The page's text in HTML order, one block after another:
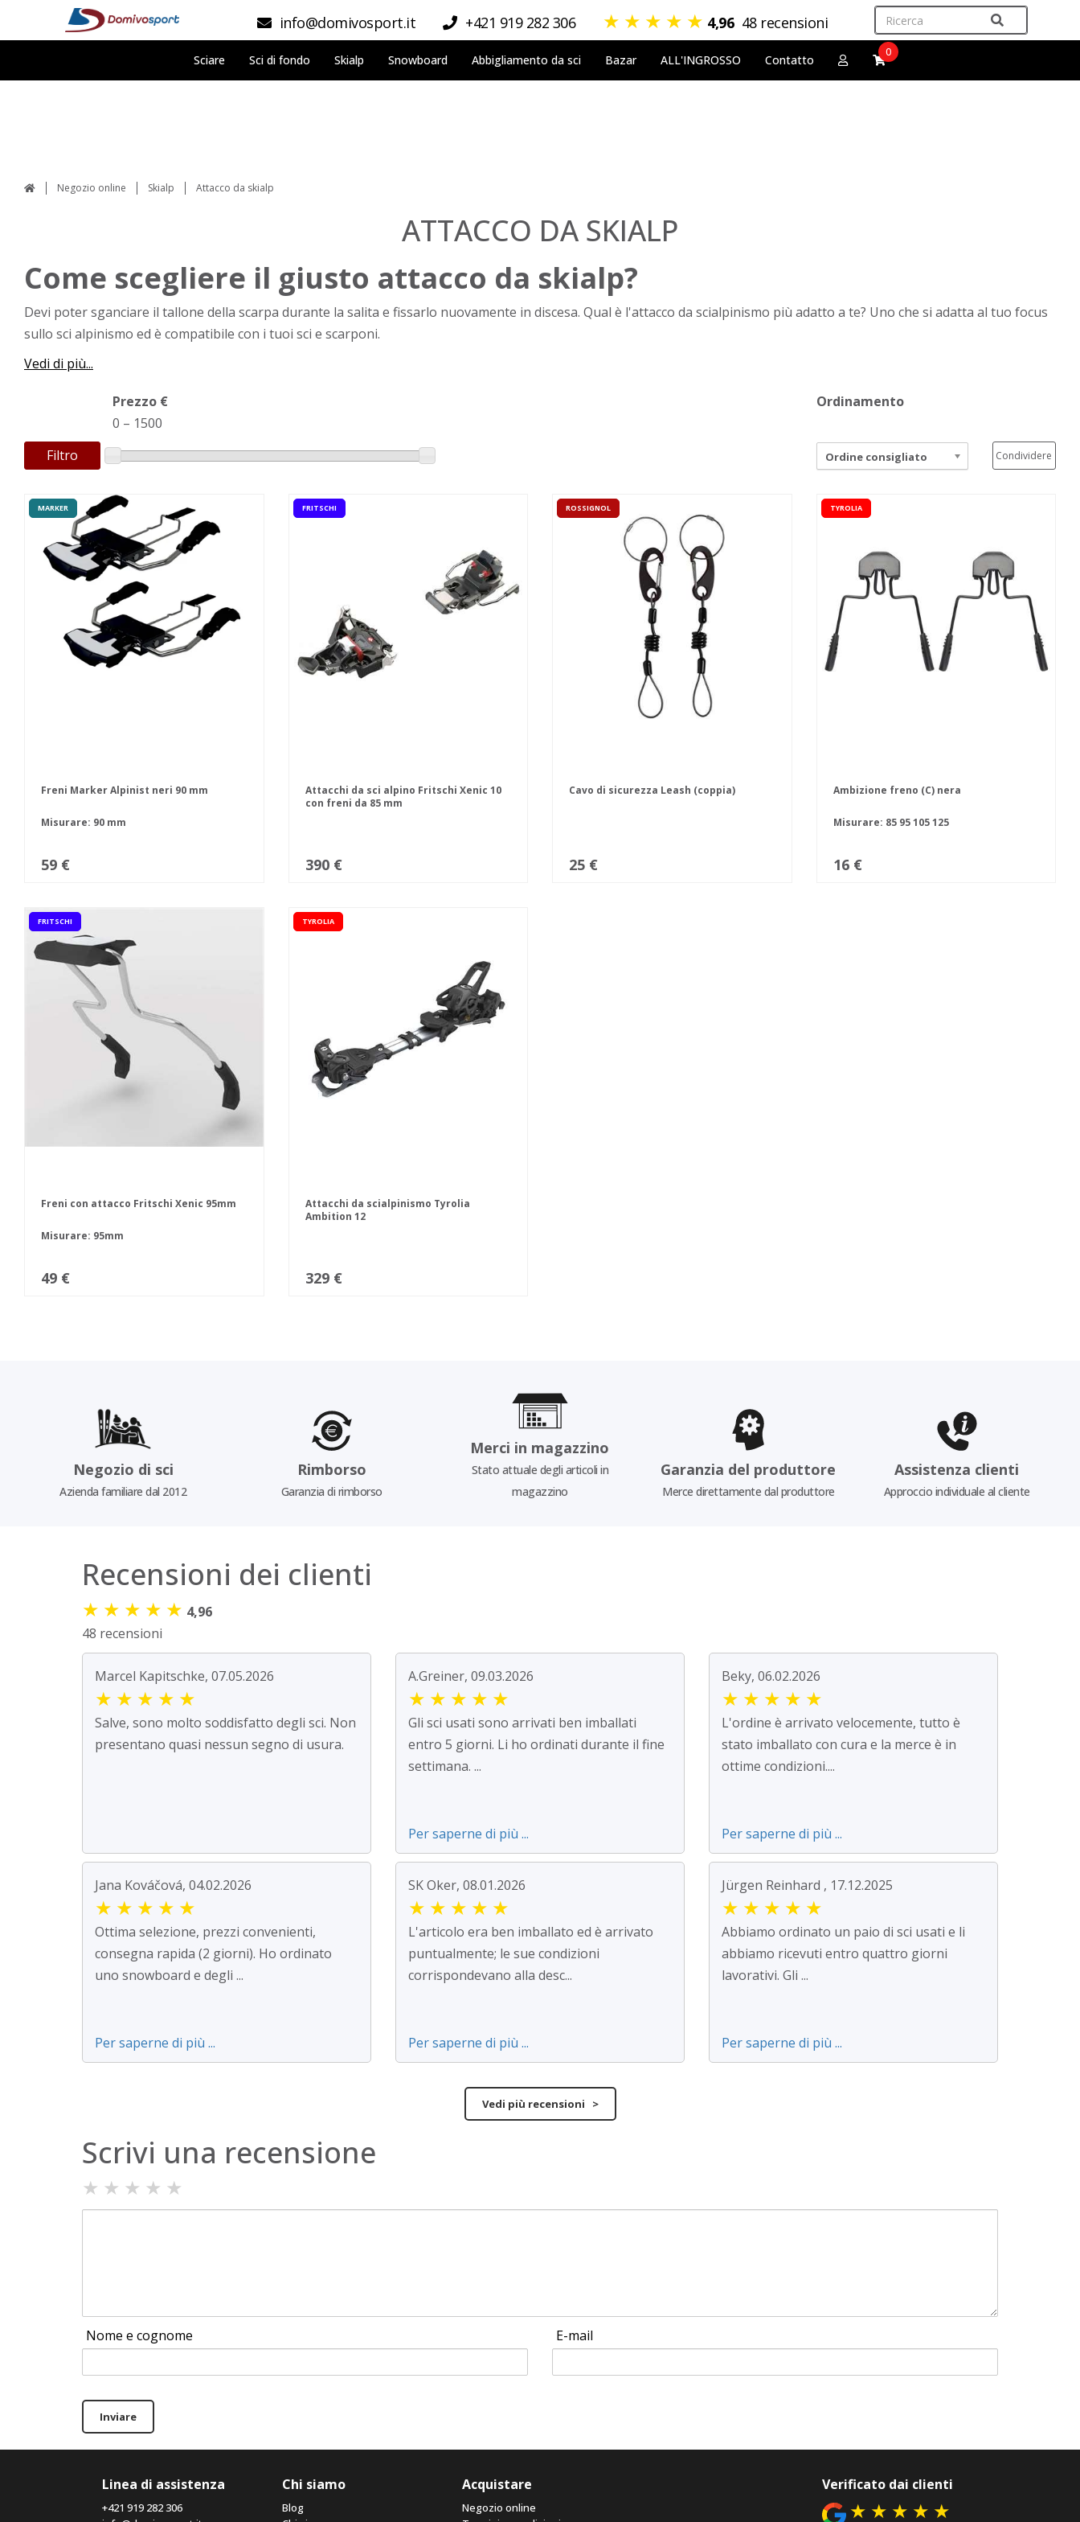
info@domivosport.it +421 919 282 306 ★ ★ ★ ★ ★ 4,96 48 recensioni
Sciare Sci di fondo Skialp Snowboard Abbigliamento da sci Bazar ALL'INGROSSO Contatto
0
Negozio online Skialp Attacco da skialp
ATTACCO DA SKIALP
Come scegliere il giusto attacco da skialp?
Devi poter sganciare il tallone della scarpa durante la salita e fissarlo nuovamente in discesa. Qual è l'attacco da scialpinismo più adatto a te? Uno che si adatta al tuo focus
sullo sci alpinismo ed è compatibile con i tuoi sci e scarponi.
Vedi di più...
Filtro
Prezzo €
0 – 1500
Ordinamento
Ordine consigliato Condividere
MARKER
Freni Marker Alpinist neri 90 mm
Misurare: 90 mm
59 €
FRITSCHI
Attacchi da sci alpino Fritschi Xenic 10
con freni da 85 mm
390 €
ROSSIGNOL
Cavo di sicurezza Leash (coppia)
25 €
TYROLIA
Ambizione freno (C) nera
Misurare: 85 95105125
16 €
FRITSCHI
Freni con attacco Fritschi Xenic 95mm
Misurare: 95mm
49 €
TYROLIA
Attacchi da scialpinismo Tyrolia
Ambition 12
329 €
Negozio di sci
Azienda familiare dal 2012
Rimborso
Garanzia di rimborso
Merci in magazzino
Stato attuale degli articoli in
magazzino
Garanzia del produttore
Merce direttamente dal produttore
Assistenza clienti
Approccio individuale al cliente
Recensioni dei clienti
★ ★ ★ ★ ★ 4,96
48 recensioni
Marcel Kapitschke, 07.05.2026
★ ★ ★ ★ ★
Salve, sono molto soddisfatto degli sci. Non
presentano quasi nessun segno di usura.
A.Greiner, 09.03.2026
★ ★ ★ ★ ★
Gli sci usati sono arrivati ben imballati
entro 5 giorni. Li ho ordinati durante il fine
settimana. ...
Per saperne di più ...
Beky, 06.02.2026
★ ★ ★ ★ ★
L'ordine è arrivato velocemente, tutto è
stato imballato con cura e la merce è in
ottime condizioni....
Per saperne di più ...
Jana Kováčová, 04.02.2026
★ ★ ★ ★ ★
Ottima selezione, prezzi convenienti,
consegna rapida (2 giorni). Ho ordinato
uno snowboard e degli ...
Per saperne di più ...
SK Oker, 08.01.2026
★ ★ ★ ★ ★
L'articolo era ben imballato ed è arrivato
puntualmente; le sue condizioni
corrispondevano alla desc...
Per saperne di più ...
Jürgen Reinhard , 17.12.2025
★ ★ ★ ★ ★
Abbiamo ordinato un paio di sci usati e li
abbiamo ricevuti entro quattro giorni
lavorativi. Gli ...
Per saperne di più ...
Vedi più recensioni >
Scrivi una recensione
★ ★ ★ ★ ★
Nome e cognome E-mail
Inviare
Linea di assistenza
+421 919 282 306
Chi siamo
Blog
Acquistare
Negozio online
Verificato dai clienti
★ ★ ★ ★ ★